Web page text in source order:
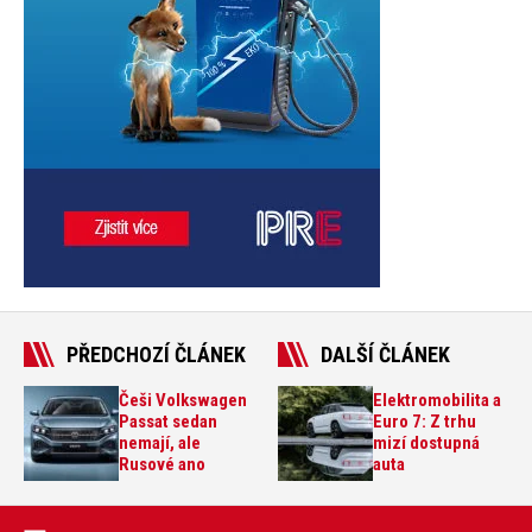
PŘEDCHOZÍ ČLÁNEK
Češi Volkswagen
Passat sedan
nemají, ale
Rusové ano
DALŠÍ ČLÁNEK
Elektromobilita a
Euro 7: Z trhu
mizí dostupná
auta